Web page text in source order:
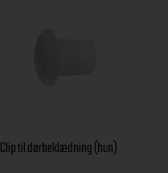
Clip til dørbeklædning (hun)